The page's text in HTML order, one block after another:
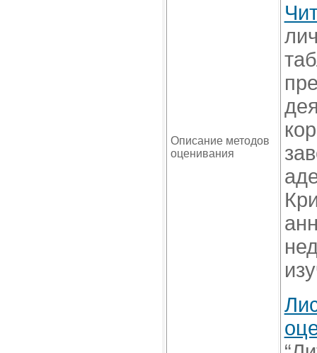
Описание методов
оценивания